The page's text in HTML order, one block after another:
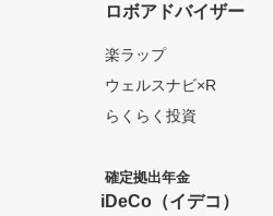
ロボアドバイザー
楽ラップ
ウェルスナビ×R
らくらく投資
確定拠出年金
iDeCo（イデコ）